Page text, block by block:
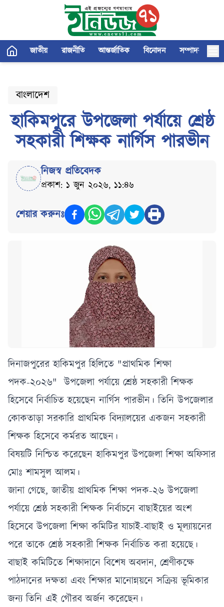
জাতীয় রাজনীতি আন্তর্জাতিক বিনোদন সম্পাদকীয়
বাংলাদেশ
হাকিমপুরে উপজেলা পর্যায়ে শ্রেষ্ঠ
সহকারী শিক্ষক নার্গিস পারভীন
নিজস্ব প্রতিবেদক
প্রকাশ: ১ জুন ২০২৬, ১১:৪৬
শেয়ার করুনঃ
দিনাজপুরের হাকিমপুর হিলিতে "প্রাথমিক শিক্ষা
পদক-২০২৬" উপজেলা পর্যায়ে শ্রেষ্ঠ সহকারী শিক্ষক
হিসেবে নির্বাচিত হয়েছেন নার্গিস পারভীন। তিনি উপজেলার
কোকতাড়া সরকারি প্রাথমিক বিদ্যালয়ের একজন সহকারী
শিক্ষক হিসেবে কর্মরত আছেন।
বিষয়টি নিশ্চিত করেছেন হাকিমপুর উপজেলা শিক্ষা অফিসার
মোঃ শামসুল আলম।
জানা গেছে, জাতীয় প্রাথমিক শিক্ষা পদক-২৬ উপজেলা
পর্যায়ে শ্রেষ্ঠ সহকারী শিক্ষক নির্বাচনে বাছাইয়ের অংশ
হিসেবে উপজেলা শিক্ষা কমিটির যাচাই-বাছাই ও মূল্যায়নের
পরে তাকে শ্রেষ্ঠ সহকারী শিক্ষক নির্বাচিত করা হয়েছে।
বাছাই কমিটিতে শিক্ষাদানে বিশেষ অবদান, শ্রেণীকক্ষে
পাঠদানের দক্ষতা এবং শিক্ষার মানোন্নয়নে সক্রিয় ভূমিকার
জন্য তিনি এই গৌরব অর্জন করেছেন।